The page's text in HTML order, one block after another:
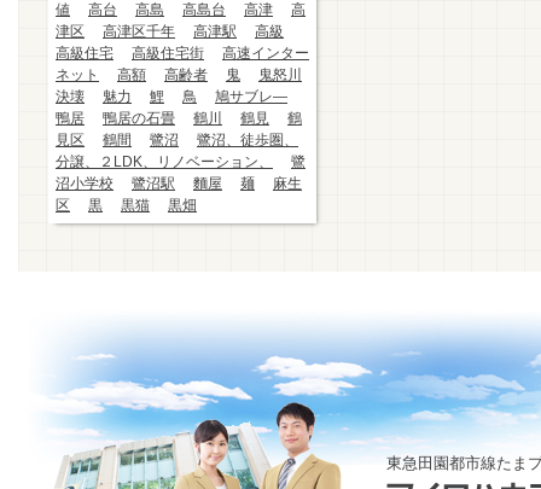
値
高台 高島 高島台 高津
高
津区
高津区千年 高津駅
高級
高級住宅
高級住宅街
高速インター
ネット
高額 高齢者 鬼
鬼怒川
決壊
魅力 鯉 鳥
鳩サブレ―
鴨居
鴨居の石畳 鶴川 鶴見
鶴
見区
鶴間 鷺沼
鷺沼、徒歩圏、
分譲、２LDK、リノベーション、
鷺
沼小学校
鷺沼駅 麵屋 麺
麻生
区
黒 黒猫 黒畑
東急田園都市線たま